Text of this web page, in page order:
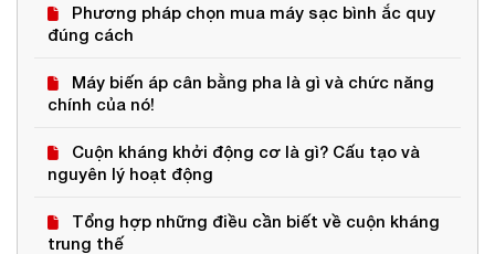
Phương pháp chọn mua máy sạc bình ắc quy
đúng cách
Máy biến áp cân bằng pha là gì và chức năng
chính của nó!
Cuộn kháng khởi động cơ là gì? Cấu tạo và
nguyên lý hoạt động
Tổng hợp những điều cần biết về cuộn kháng
trung thế